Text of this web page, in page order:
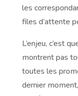
les
files d’attente
L’enjeu, c’est
montrent pas
toutes les
dernier